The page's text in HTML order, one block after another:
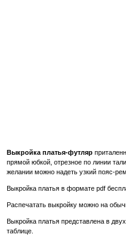
Выкройка платья-футляр
прямой юбкой, отрезное по линии
желании можно надеть узкий пояс-
Выкройка платья в формате pdf
Распечатать выкройку можно на
Выкройка платья представлена в
таблице.